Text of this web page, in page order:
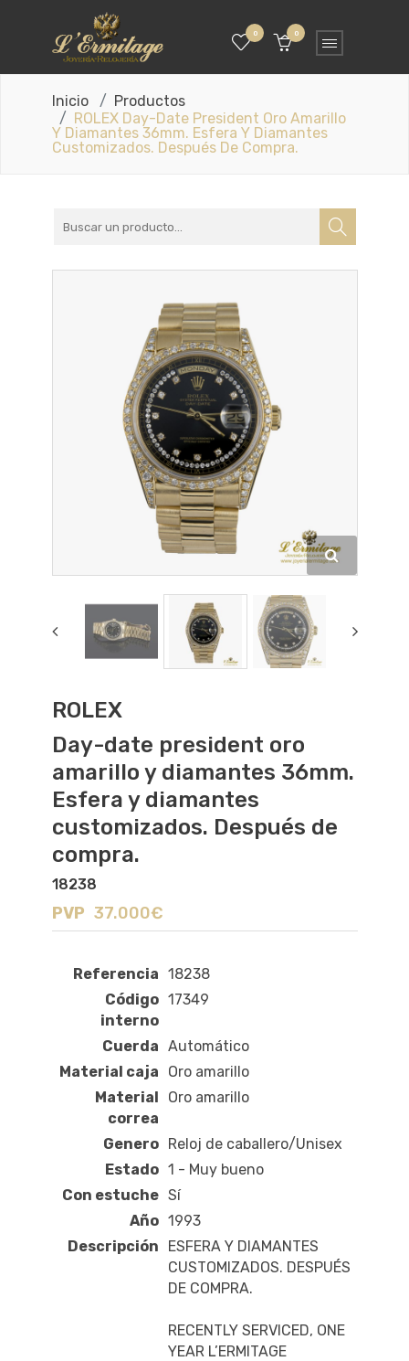
0 0
Inicio
Productos
ROLEX Day-Date President Oro Amarillo
Y Diamantes 36mm. Esfera Y Diamantes
Customizados. Después De Compra.
ROLEX
Day-date president oro
amarillo y diamantes 36mm.
Esfera y diamantes
customizados. Después de
compra.
18238
PVP 37.000€
Referencia 18238
Código
interno
17349
Cuerda Automático
Material caja
Oro amarillo
Material
correa
Oro amarillo
Genero Reloj de caballero/Unisex
Estado 1 - Muy bueno
Con estuche Sí
Año 1993
Descripción
ESFERA Y DIAMANTES
CUSTOMIZADOS. DESPUÉS
DE COMPRA.
RECENTLY SERVICED, ONE
YEAR L’ERMITAGE